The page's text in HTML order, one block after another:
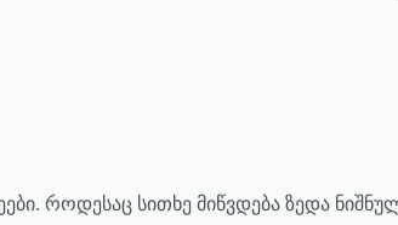
როდესაც სითხე მიწვდება ზედა